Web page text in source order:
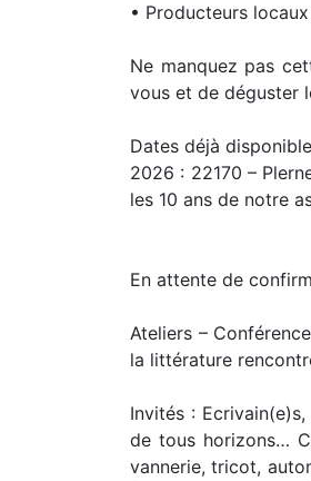
• Producteurs
Ne manquez pas
vous et de déguster
Dates déjà
2026 : 22170 –
les 10 ans de notre
En attente de
Ateliers –
la littérature
Invités :
de tous horizons…
vannerie, tricot,